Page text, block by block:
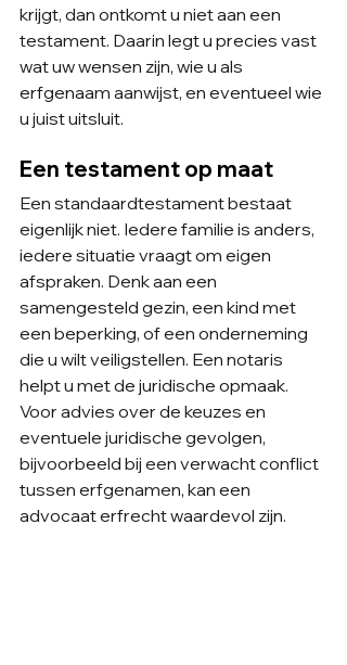
krijgt, dan ontkomt u niet aan een
testament. Daarin legt u precies vast
wat uw wensen zijn, wie u als
erfgenaam aanwijst, en eventueel wie
u juist uitsluit.
Een testament op maat
Een standaardtestament bestaat
eigenlijk niet. Iedere familie is anders,
iedere situatie vraagt om eigen
afspraken. Denk aan een
samengesteld gezin, een kind met
een beperking, of een onderneming
die u wilt veiligstellen. Een notaris
helpt u met de juridische opmaak.
Voor advies over de keuzes en
eventuele juridische gevolgen,
bijvoorbeeld bij een verwacht conflict
tussen erfgenamen, kan een
advocaat erfrecht waardevol zijn.